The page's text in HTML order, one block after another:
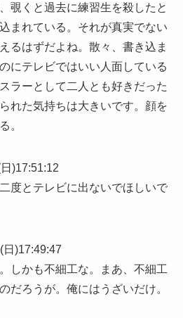
覗くと過去に練習生を殺したと
まれている。それが真実でない
るはずだよね。散々、書き込ま
にテレビではいい人面している
ラーとして二人とも好きだった
れた気持ちは大きいです。顔を
。
)17:51:12
度とテレビに出ないでほしいで
日)17:49:47
しかも不細工な。まあ、不細工
だろうが。俺にはうざいだけ。